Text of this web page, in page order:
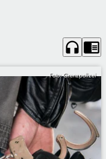
headphones chrome_reader_mode
Foto: Grenzpolizei